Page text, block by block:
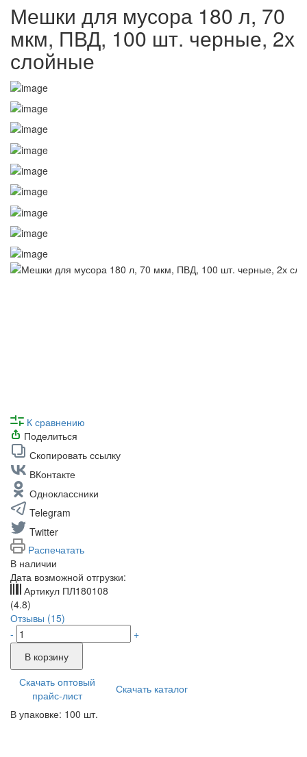
Мешки для мусора 180 л, 70
мкм, ПВД, 100 шт. черные, 2х
слойные
К сравнению
Поделиться
Скопировать ссылку
ВКонтакте
Одноклассники
Telegram
Twitter
Распечатать
В наличии
Дата возможной отгрузки:
Артикул ПЛ180108
(4.8)
Отзывы (15)
-
+
В корзину
Скачать оптовый
прайс-лист
Скачать каталог
В упаковке: 100 шт.